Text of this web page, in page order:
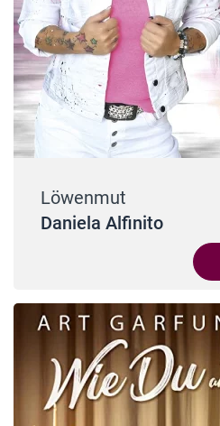
Löwenmut
Daniela Alfinito